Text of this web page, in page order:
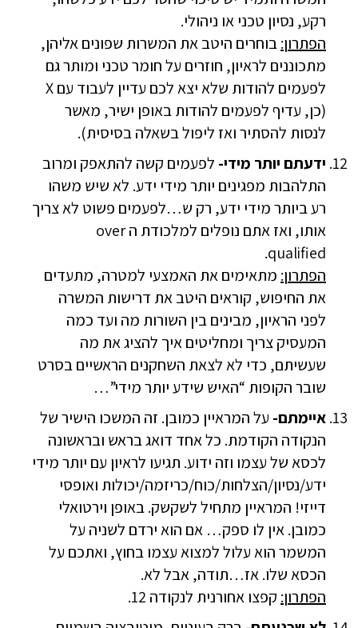
רקע, נסיון טכני או ניהולי.
הפתרון:בוחרים היטב את המשרות שפונים אליהן,
מתכוננים לראיון, חוזרים על חומר טכני ומותר גם
לפעמים להודות שלא יצא לכם עדיין לעבוד עם X
(כן, עדיף לפעמים להודות באופן ישיר, מאשר
לנסות להסתיר ואז ליפול בשאלה בסיסית).
ידעתם יותר מידי- לפעמים קשה להתאפק ומרוב
התלהבות מפגינים יותר מידי ידע. לא שיש משהו
רע ביותר מידי ידע, רק ש…לפעמים פשוט לא צריך
אותו, ואז אתם נופלים למלכודת ה over
qualified.
הפתרון: מתאימים את האמצעי למטרה, מתעדים
את החיפוש, קוראים היטב את דרישות המשרה
לפני הראיון, מבינים בין השורות מה ועד כמה
המעסיק צריך ומחליטים איך להציג את מה
שעשיתם, כדי לא לצאת השחקנים הראשיים בסרט
שובר הקופות “האיש שידע יותר מידי”…
איימתם- על המראיין כמובן. זה המשכו הישיר של
הנקודה הקודמת. כל אחד דואג בראש ובראשונה
לכסא של עצמו וזה ידוע. תגיעו לראיון עם יותר מידי
ידע/נסיון/הצלחות/כוח/כריזמה/יכולות ואופסי
דייזי! המראיין מתחיל לשקשק. באופן וירטואלי
כמובן. אין לו ספק… אם הוא ירדם לשניה על
המשמר הוא עלול למצוא עצמו בחוץ, ואתכם על
הכסא שלו. אז…תודה, אבל לא.
הפתרון: קפצו אחורנית לנקודה 12.